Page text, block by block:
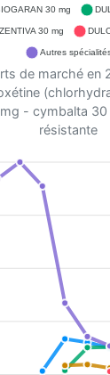
30 mg
30 mg
Autres
de marché en
- cymbalta
résistante